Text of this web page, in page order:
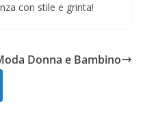
con stile e grinta!
Donna e Bambino